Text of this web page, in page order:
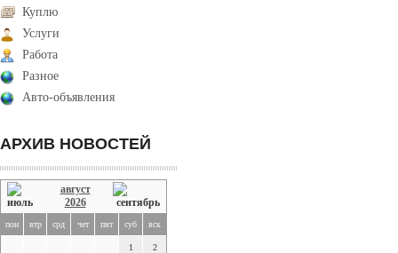
Куплю
Услуги
Работа
Разное
Авто-объявления
АРХИВ НОВОСТЕЙ
август
2026
пон втр срд чет пят суб вск
1 2